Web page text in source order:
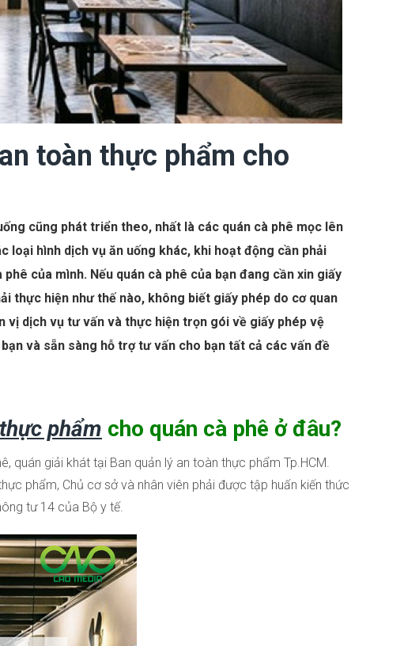
toàn thực phẩm cho
cũng phát triển theo, nhất là các quán cà phê mọc lên
loại hình dịch vụ ăn uống khác, khi hoạt động cần phải
của mình. Nếu quán cà phê của bạn đang cần xin giấy
thực hiện như thế nào, không biết giấy phép do cơ quan
vị dịch vụ tư vấn và thực hiện trọn gói về giấy phép vệ
và sẵn sàng hỗ trợ tư vấn cho bạn tất cả các vấn đề
phẩm cho quán cà phê ở đâu?
quán giải khát tại Ban quản lý an toàn thực phẩm Tp.HCM.
phẩm, Chủ cơ sở và nhân viên phải được tập huấn kiến thức
tư 14 của Bộ y tế.